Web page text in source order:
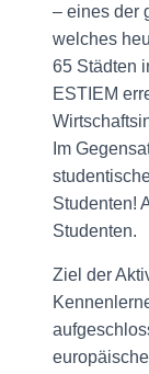
– eines der
welches
65 Städten
ESTIEM
Im
Studenten!
Studenten.
Ziel der